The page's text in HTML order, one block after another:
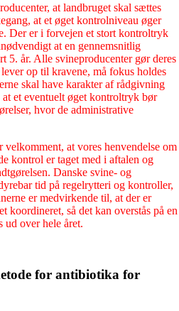
at landbruget skal sættes
at et øget kontrolniveau øger
Der er i forvejen et stort kontroltryk
at en gennemsnitlig
5. år. Alle svineproducenter gør deres
op til kravene, må fokus holdes
skal have karakter af rådgivning
et eventuelt øget kontroltryk bør
hvor de administrative
at vores henvendelse om
kontrol er taget med i aftalen og
Danske svine- og
tid på regelrytteri og kontroller,
er medvirkende til, at der er
så det kan overstås på en
ud over hele året.
for antibiotika for